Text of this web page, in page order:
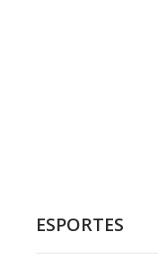
ESPORTES